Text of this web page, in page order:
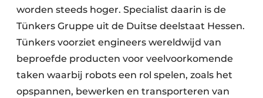
worden steeds hoger. Specialist daarin is de
Tünkers Gruppe uit de Duitse deelstaat Hessen.
Tünkers voorziet engineers wereldwijd van
beproefde producten voor veelvoorkomende
taken waarbij robots een rol spelen, zoals het
opspannen, bewerken en transporteren van